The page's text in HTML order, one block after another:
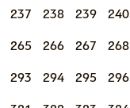
237 238 239 240
265 266 267 268
293 294 295 296